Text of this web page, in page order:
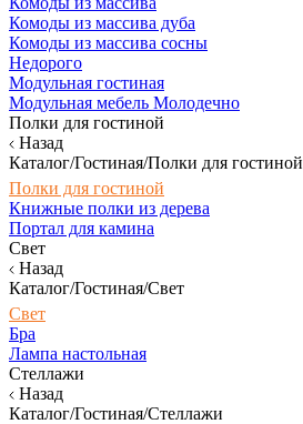
Комоды из массива дуба
Комоды из массива сосны
Недорого
Модульная гостиная
Модульная мебель Молодечно
Полки для гостиной
Назад
Каталог/Гостиная/Полки для гостиной
Полки для гостиной
Книжные полки из дерева
Портал для камина
Свет
Назад
Каталог/Гостиная/Свет
Свет
Бра
Лампа настольная
Стеллажи
Назад
Каталог/Гостиная/Стеллажи